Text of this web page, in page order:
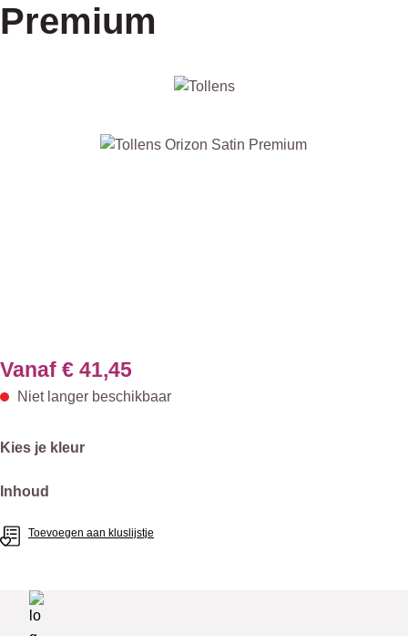
Premium
Afbeeldingengalerij overslaan
Vanaf € 41,45
Niet langer beschikbaar
Selecteer
Kies je kleur
Selecteer
Inhoud
Toevoegen aan kluslijstje